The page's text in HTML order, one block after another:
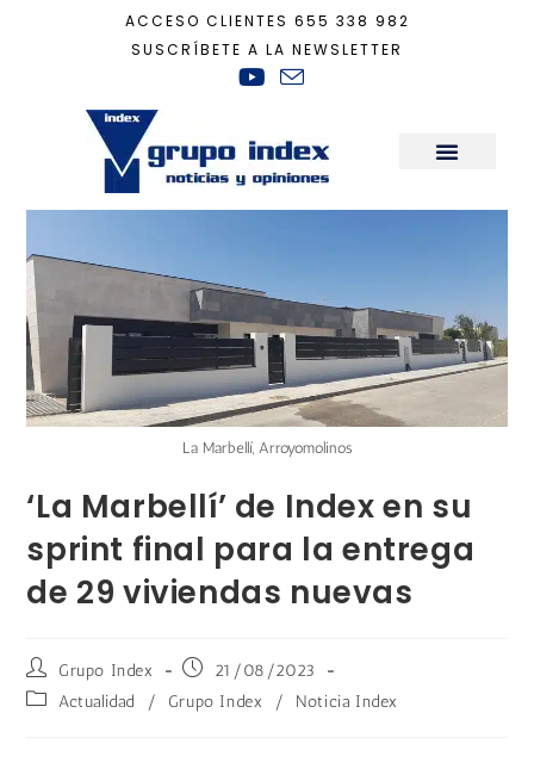
ACCESO CLIENTES 655 338 982
SUSCRÍBETE A LA NEWSLETTER
Actualidad
La Marbellí, Arroyomolinos
‘La Marbellí’ de Index en su
sprint final para la entrega
de 29 viviendas nuevas
Grupo Index
21/08/2023
Actualidad
/ Grupo Index / Noticia Index